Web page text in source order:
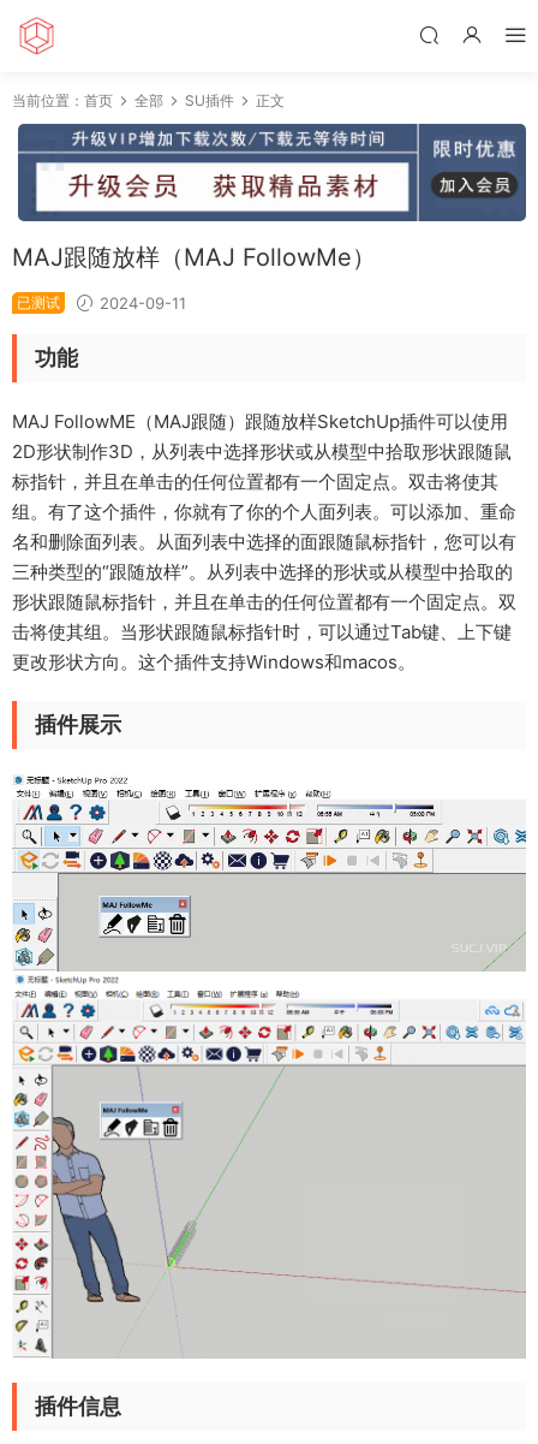
当前位置： 首页 全部 SU插件 正文
MAJ跟随放样（MAJ FollowMe）
已测试 2024-09-11
功能
MAJ FollowME（MAJ跟随）跟随放样SketchUp插件可以使用
2D形状制作3D，从列表中选择形状或从模型中拾取形状跟随鼠
标指针，并且在单击的任何位置都有一个固定点。双击将使其
组。有了这个插件，你就有了你的个人面列表。可以添加、重命
名和删除面列表。从面列表中选择的面跟随鼠标指针，您可以有
三种类型的“跟随放样”。从列表中选择的形状或从模型中拾取的
形状跟随鼠标指针，并且在单击的任何位置都有一个固定点。双
击将使其组。当形状跟随鼠标指针时，可以通过Tab键、上下键
更改形状方向。这个插件支持Windows和macos。
插件展示
插件信息